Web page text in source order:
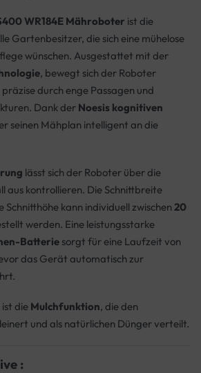
WR184E Mähroboter ist die
Gartenbesitzer, die sich eine mühelose
wünschen. Ausgestattet mit der
, bewegt sich der Roboter
durch enge Passagen und
Dank der Noesis kognitiven
seinen Mähplan intelligent an die
lässt sich der Roboter über die
aus kontrollieren. Die Schnittbreite
Schnitthöhe kann individuell zwischen 20
werden. Eine leistungsstarke
Batterie sorgt für eine Laufzeit von
das Gerät automatisch zur
die Mulchfunktion, die den
und als natürlichen Dünger verteilt.
: